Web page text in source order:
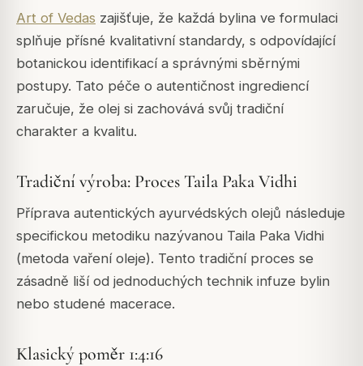
Art of Vedas zajišťuje, že každá bylina ve formulaci
splňuje přísné kvalitativní standardy, s odpovídající
botanickou identifikací a správnými sběrnými
postupy. Tato péče o autentičnost ingrediencí
zaručuje, že olej si zachovává svůj tradiční
charakter a kvalitu.
Tradiční výroba: Proces Taila Paka Vidhi
Příprava autentických ayurvédských olejů následuje
specifickou metodiku nazývanou Taila Paka Vidhi
(metoda vaření oleje). Tento tradiční proces se
zásadně liší od jednoduchých technik infuze bylin
nebo studené macerace.
Klasický poměr 1:4:16